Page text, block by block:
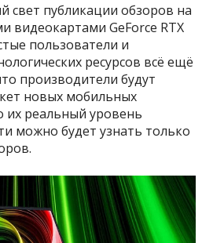
свет публикации обзоров на
видеокартами GeForce RTX
пользователи и
ресурсов всё ещё
производители будут
новых мобильных
их реальный уровень
можно будет узнать только